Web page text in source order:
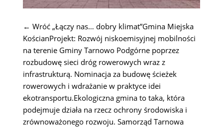
← Wróć „Łączy nas… dobry klimat”Gmina Miejska
KościanProjekt: Rozwój niskoemisyjnej mobilności
na terenie Gminy Tarnowo Podgórne poprzez
rozbudowę sieci dróg rowerowych wraz z
infrastrukturą. Nominacja za budowę ścieżek
rowerowych i wdrażanie w praktyce idei
ekotransportu.Ekologiczna gmina to taka, która
podejmuje działa na rzecz ochrony środowiska i
zrównoważonego rozwoju. Samorząd Tarnowa